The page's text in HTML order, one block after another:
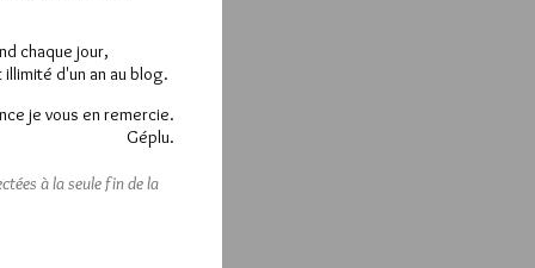
chaque jour,
d'un an au blog.
je vous en remercie.
Géplu.
à la seule fin de la